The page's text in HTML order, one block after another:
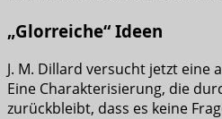
„Glorreiche“ Ideen
J. M. Dillard versucht jetzt eine
Eine Charakterisierung, die
zurückbleibt, dass es keine